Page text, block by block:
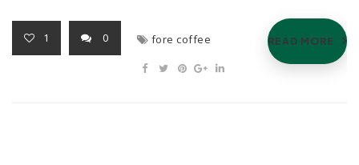
READ MORE
1 0 fore coffee